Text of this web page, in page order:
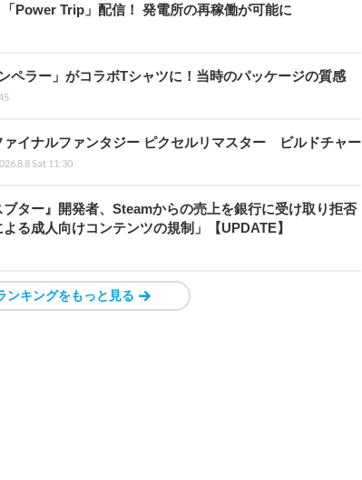
Power Trip」配信！ 発電所の再稼働が可能に
ペラー」がコラボTシャツに！当時のパッケージの質感
ァイナルファンタジー ピクセルリマスター ビルドチャー
Sat 11:30
ター』開発者、Steamからの売上を銀行に受け取り拒否
る成人向けコンテンツの規制」【UPDATE】
ンキングをもっと見る